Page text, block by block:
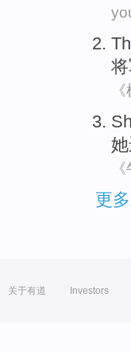
她
更
关于有道 Investors